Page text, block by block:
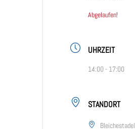
Abgelaufen!
UHRZEIT
14:00 - 17:00
STANDORT
Bleichestadel